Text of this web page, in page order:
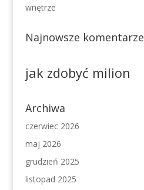
wnętrze
Najnowsze komentarze
jak zdobyć milion
Archiwa
czerwiec 2026
maj 2026
grudzień 2025
listopad 2025